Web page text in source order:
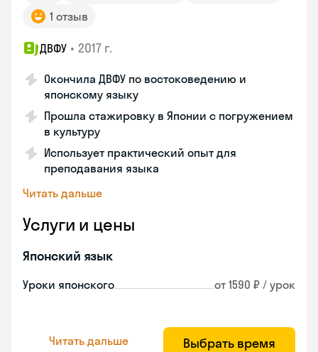
1 отзыв
ДВФУ • 2017 г.
Окончила ДВФУ по востоковедению и
японскому языку
Прошла стажировку в Японии с погружением
в культуру
Использует практический опыт для
преподавания языка
Читать дальше
Услуги и цены
Японский язык
Уроки японского от 1590 ₽ / урок
Читать дальше Выбрать время